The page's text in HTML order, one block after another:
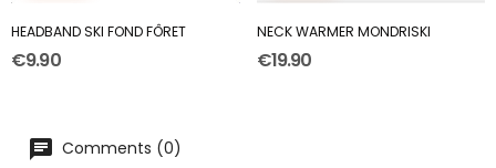
HEADBAND SKI FOND FÔRET
€9.90
NECK WARMER MONDRISKI
€19.90
Comments (0)